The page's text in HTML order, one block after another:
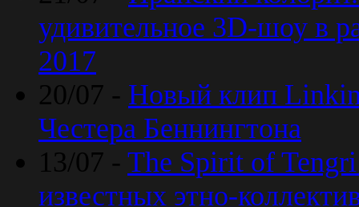
удивительное 3D-шоу в
2017
20/07 - Новый клип Linkin
Честера Беннингтона
13/07 - The Spirit of Tengri
известных этно-